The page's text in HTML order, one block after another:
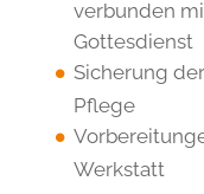
Gottesdienst
Sicherung
Pflege
Werkstatt